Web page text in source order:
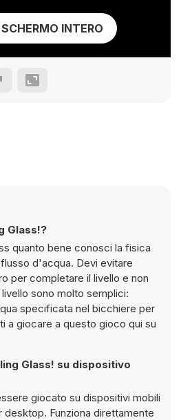
INTERO
Glass!?
quanto bene conosci la fisica
d'acqua. Devi evitare
per completare il livello e non
sono molto semplici:
specificata nel bicchiere per
a giocare a questo gioco qui su
Glass! su dispositivo
Funziona direttamente